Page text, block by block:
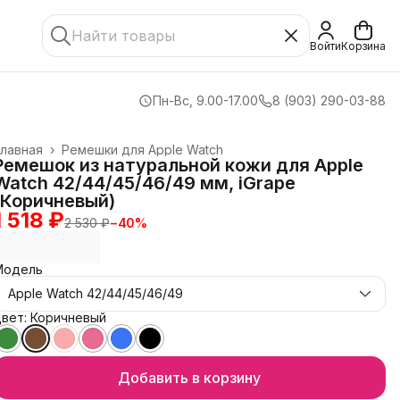
ВойтиКорзина
Пн-Вс, 9.00-17.00 8 (903) 290-03-88
Ремешки для Apple Watch
›
из натуральной кожи для Apple
42/44/45/46/49 мм, iGrape
518 ₽2 530 ₽−40%
Apple Watch 42/44/45/46/49
Коричневый
Добавить в корзину